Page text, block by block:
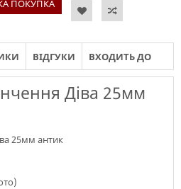
ПОКУПКА
ВІДГУКИ ВХОДИТЬ ДО
Діва 25мм
25мм антик